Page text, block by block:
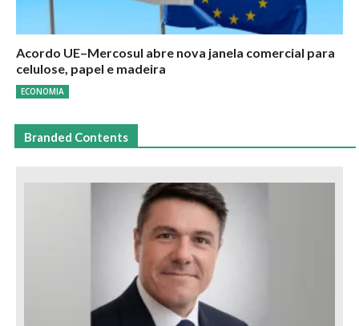
Acordo UE–Mercosul abre nova janela comercial para
celulose, papel e madeira
ECONOMIA
Branded Contents